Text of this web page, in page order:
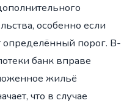
особенно если
порог. В-
банк вправе
жильё
что в случае